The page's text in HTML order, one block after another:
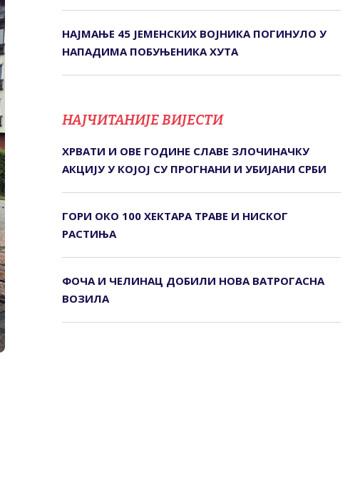
НАЈМАЊЕ 45 ЈЕМЕНСКИХ ВОЈНИКА ПОГИНУЛО У
НАПАДИМА ПОБУЊЕНИКА ХУТА
НАЈЧИТАНИЈЕ ВИЈЕСТИ
ХРВАТИ И ОВЕ ГОДИНЕ СЛАВЕ ЗЛОЧИНАЧКУ
АКЦИЈУ У КОЈОЈ СУ ПРОГНАНИ И УБИЈАНИ СРБИ
ГОРИ ОКО 100 ХЕКТАРА ТРАВЕ И НИСКОГ
РАСТИЊА
ФОЧА И ЧЕЛИНАЦ ДОБИЛИ НОВА ВАТРОГАСНА
ВОЗИЛА